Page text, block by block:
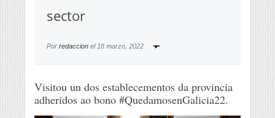
sector
Por redaccion el 18 marzo, 2022
Visitou un dos establecementos da provincia
adheridos ao bono #QuedamosenGalicia22.